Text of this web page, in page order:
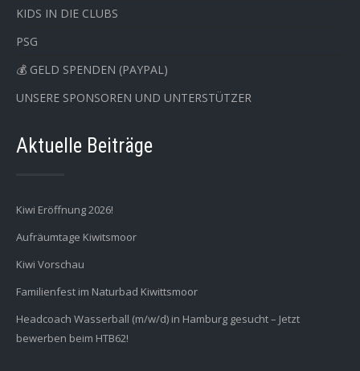
KIDS IN DIE CLUBS
PSG
💰 GELD SPENDEN (PAYPAL)
UNSERE SPONSOREN UND UNTERSTÜTZER
Aktuelle Beiträge
Kiwi Eröffnung 2026!
Aufräumtage Kiwitsmoor
Kiwi Vorschau
Familienfest im Naturbad Kiwittsmoor
Headcoach Wasserball (m/w/d) in Hamburg gesucht – Jetzt
bewerben beim HTB62!